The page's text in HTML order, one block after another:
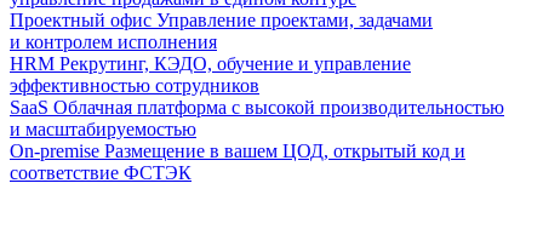
Проектный офис Управление проектами, задачами
и контролем исполнения
HRM Рекрутинг, КЭДО, обучение и управление
эффективностью сотрудников
SaaS Облачная платформа с высокой производительностью
и масштабируемостью
On-premise Размещение в вашем ЦОД, открытый код и
соответствие ФСТЭК